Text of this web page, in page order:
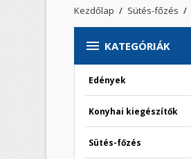
Kezdőlap Sütés-főzés
 KATEGÓRIÁK
Edények
Konyhai kiegészítők
Sütés-főzés